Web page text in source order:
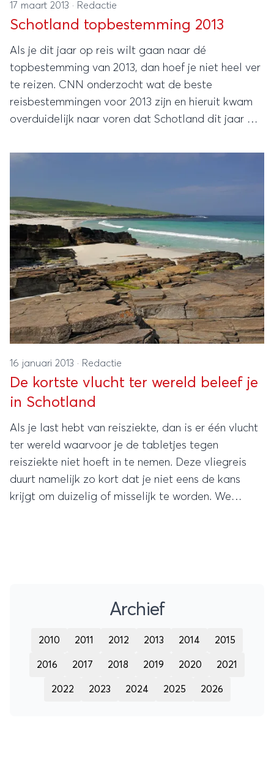
17 maart 2013 · Redactie
Schotland topbestemming 2013
Als je dit jaar op reis wilt gaan naar dé
topbestemming van 2013, dan hoef je niet heel ver
te reizen. CNN onderzocht wat de beste
reisbestemmingen voor 2013 zijn en hieruit kwam
overduidelijk naar voren dat Schotland dit jaar op
16 januari 2013 · Redactie
De kortste vlucht ter wereld beleef je
in Schotland
Als je last hebt van reisziekte, dan is er één vlucht
ter wereld waarvoor je de tabletjes tegen
reisziekte niet hoeft in te nemen. Deze vliegreis
duurt namelijk zo kort dat je niet eens de kans
krijgt om duizelig of misselijk te worden. We
Archief
2010 2011 2012 2013 2014 2015
2016 2017 2018 2019 2020 2021
2022 2023 2024 2025 2026